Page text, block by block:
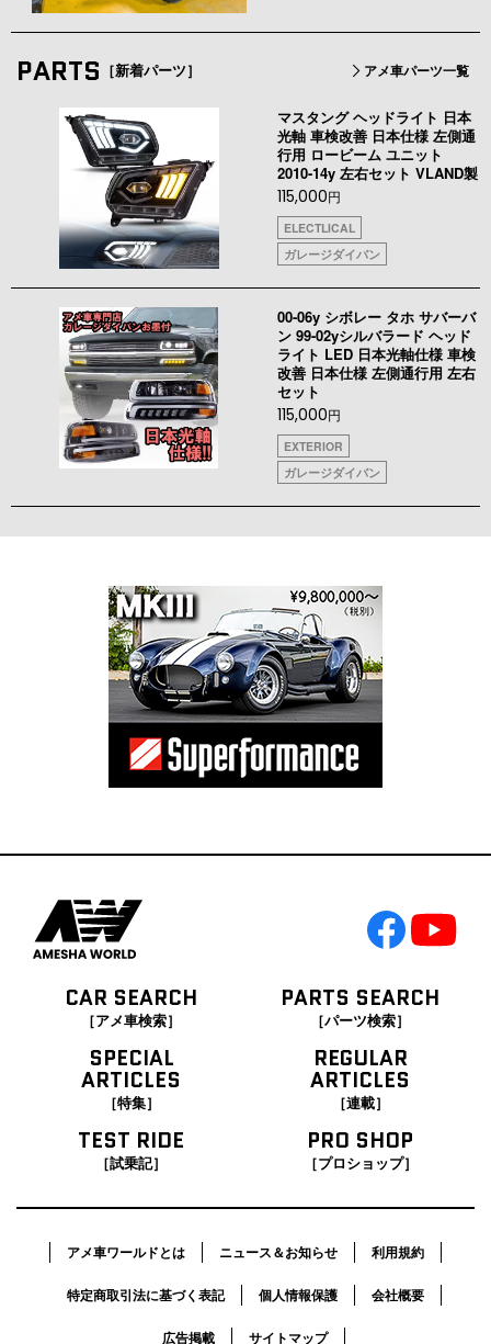
PARTS ［新着パーツ］ アメ車パーツ一覧
マスタング ヘッドライト 日本
光軸 車検改善 日本仕様 左側通
行用 ロービーム ユニット
2010-14y 左右セット VLAND製
115,000円
ELECTLICAL
ガレージダイバン
00-06y シボレー タホ サバーバ
ン 99-02yシルバラード ヘッド
ライト LED 日本光軸仕様 車検
改善 日本仕様 左側通行用 左右
セット
115,000円
EXTERIOR
ガレージダイバン
CAR SEARCH
［アメ車検索］
PARTS SEARCH
［パーツ検索］
SPECIAL
ARTICLES
［特集］
REGULAR
ARTICLES
［連載］
TEST RIDE
［試乗記］
PRO SHOP
［プロショップ］
アメ車ワールドとは ニュース＆お知らせ 利用規約
特定商取引法に基づく表記 個人情報保護 会社概要
広告掲載 サイトマップ